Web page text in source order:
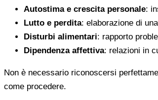
Autostima e crescita personale:
Lutto e perdita: elaborazione di
Disturbi alimentari: rapporto
Dipendenza affettiva: relazioni in
Non è necessario riconoscersi
come procedere.